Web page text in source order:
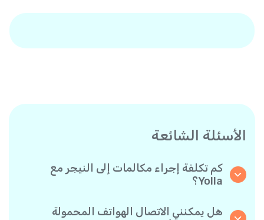
الأسئلة الشائعة
كم تكلفة إجراء مكالمات إلى النيجر مع
Yolla؟
إلى النيجر. يمكنك ببساطة التحقق من أحدث الأسعار
في التطبيق - بدون رسوم خفية أو مفاجآت.
هل يمكنني الاتصال الهواتف المحمولة